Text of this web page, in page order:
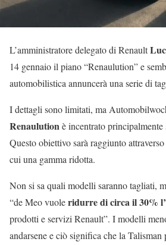
L’amministratore delegato di Renault
14 gennaio il piano “Renaulution” e
automobilistica annuncerà una serie di
I dettagli sono limitati, ma
Renaulutionè incentrato
Questo obiettivo sarà raggiunto
cui una gamma ridotta.
Non si sa quali modelli saranno tagliati,
“de Meo vuoleridurre di circa il 30%
prodotti e servizi Renault”. I modelli
andarsene e ciò significa che la Talisman